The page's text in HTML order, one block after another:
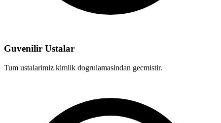
Guvenilir Ustalar
Tum ustalarimiz kimlik dogrulamasindan gecmistir.